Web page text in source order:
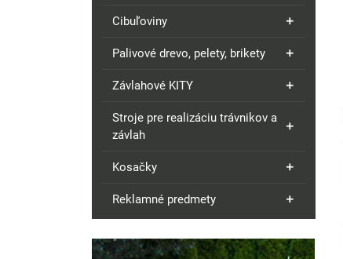
Cibuľoviny
Palivové drevo, pelety, brikety
Závlahové KITY
Stroje pre realizáciu trávnikov a
závlah
Kosačky
Reklamné predmety